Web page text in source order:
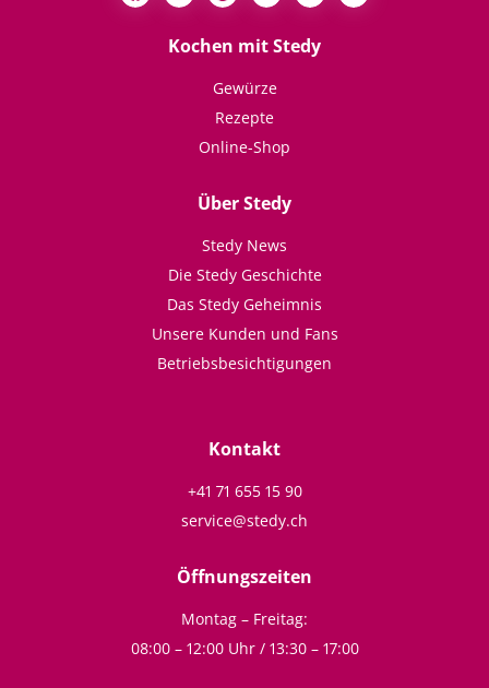
Kochen mit Stedy
Gewürze
Rezepte
Online-Shop
Über Stedy
Stedy News
Die Stedy Geschichte
Das Stedy Geheimnis
Unsere Kunden und Fans
Betriebsbesichtigungen
Kontakt
+41 71 655 15 90
service@stedy.ch
Öffnungszeiten
Montag – Freitag:
08:00 – 12:00 Uhr / 13:30 – 17:00